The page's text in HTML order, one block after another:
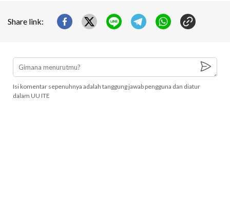
Share link:
Isi komentar sepenuhnya adalah tanggung jawab pengguna dan diatur
dalam UU ITE